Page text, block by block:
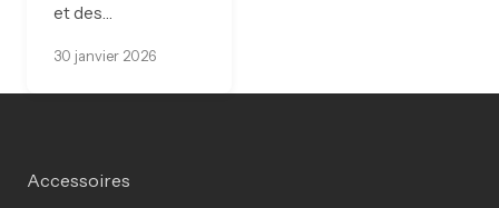
et des…
30 janvier 2026
Accessoires